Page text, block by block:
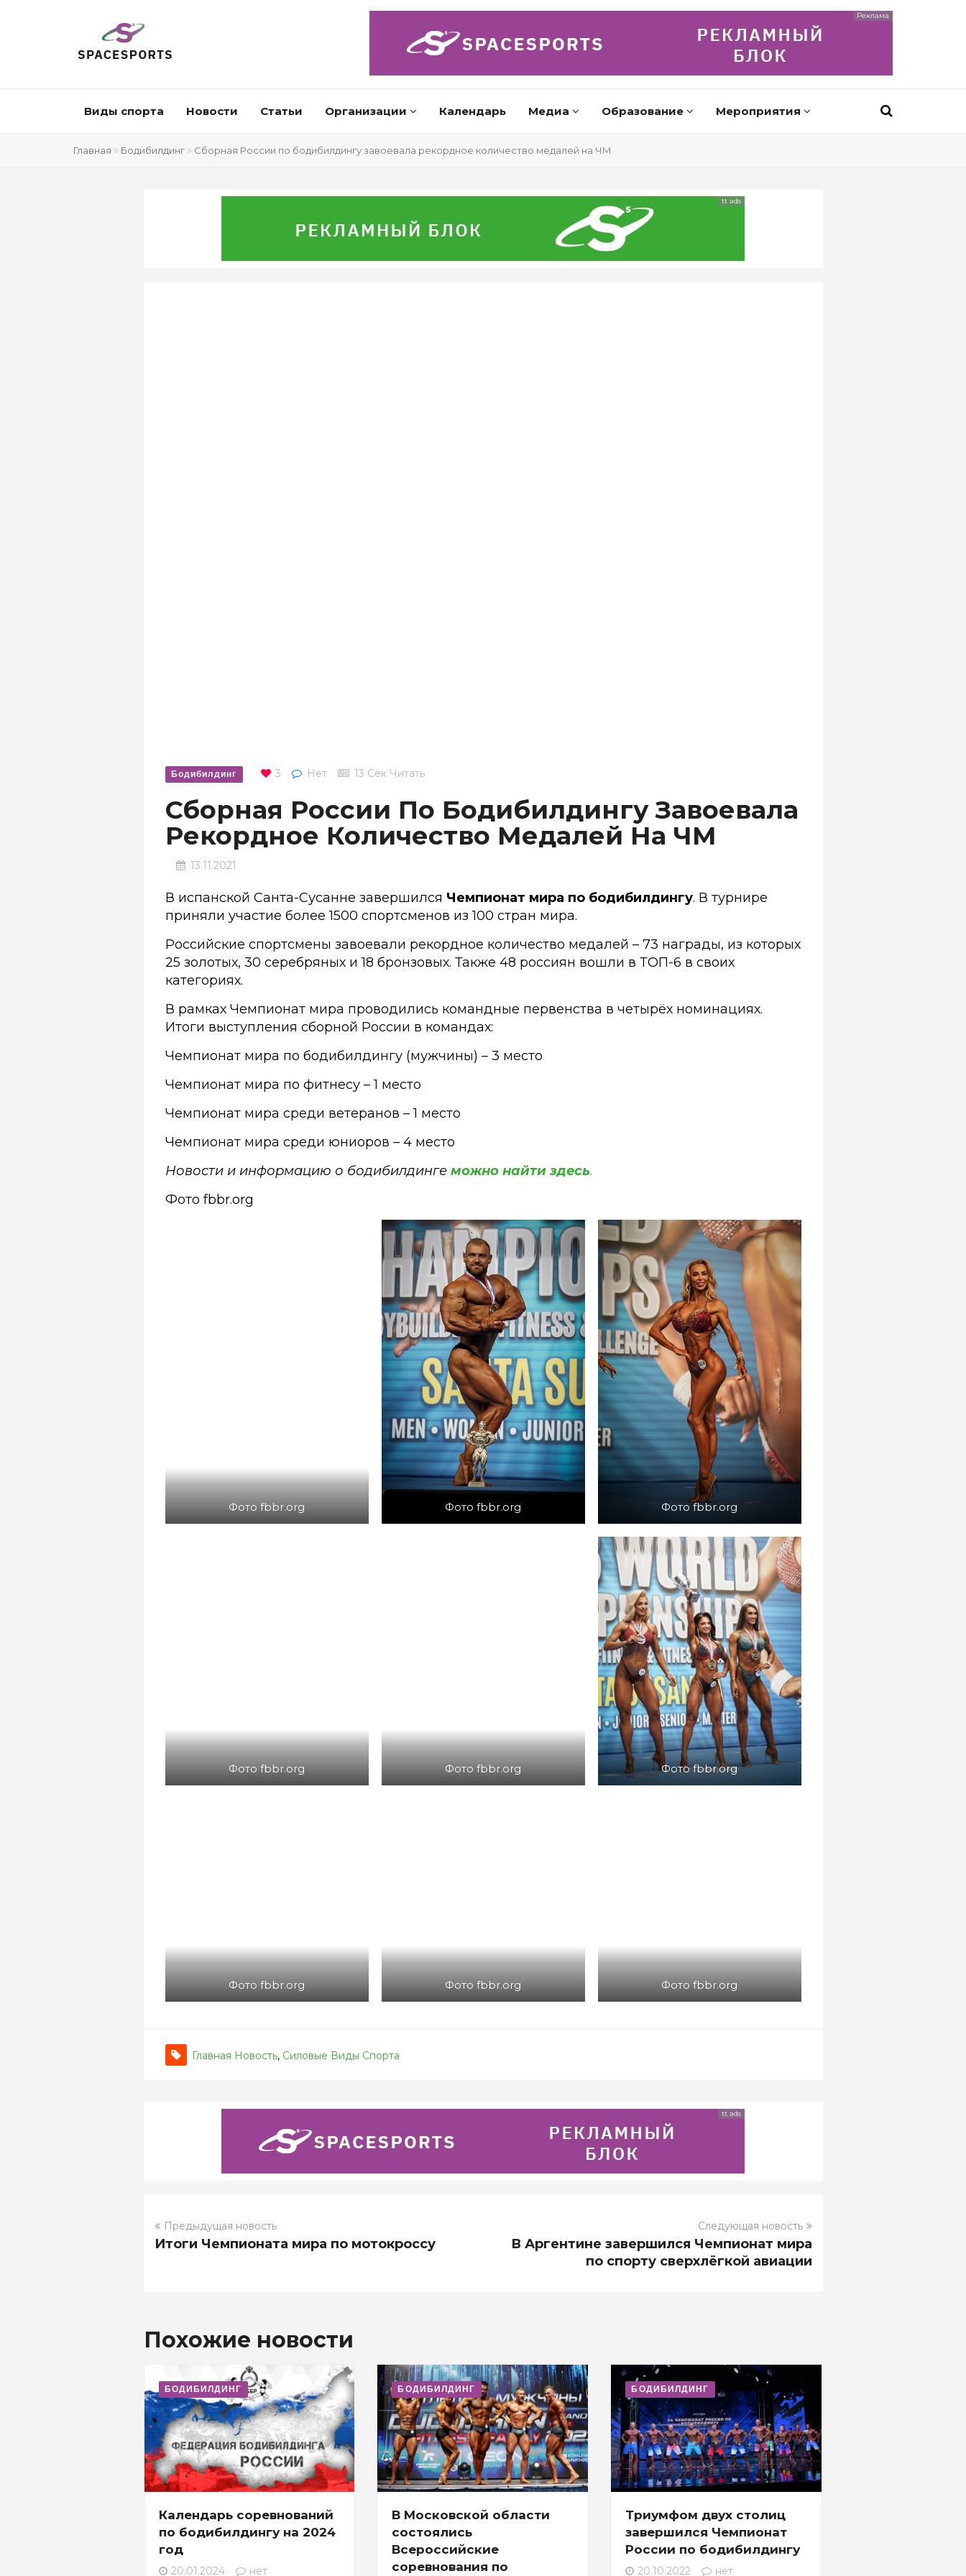
Реклама
Виды спорта Новости Статьи Организации Календарь Медиа Образование Мероприятия
Главная Бодибилдинг Сборная России по бодибилдингу завоевала рекордное количество медалей на ЧМ
tt ads
Бодибилдинг 3 Нет 13 Сек Читать
Сборная России По Бодибилдингу Завоевала
Рекордное Количество Медалей На ЧМ
13.11.2021
В испанской Санта-Сусанне завершился Чемпионат мира по бодибилдингу. В турнире
приняли участие более 1500 спортсменов из 100 стран мира.
Российские спортсмены завоевали рекордное количество медалей – 73 награды, из которых
25 золотых, 30 серебряных и 18 бронзовых. Также 48 россиян вошли в ТОП-6 в своих
категориях.
В рамках Чемпионат мира проводились командные первенства в четырёх номинациях.
Итоги выступления сборной России в командах:
Чемпионат мира по бодибилдингу (мужчины) – 3 место
Чемпионат мира по фитнесу – 1 место
Чемпионат мира среди ветеранов – 1 место
Чемпионат мира среди юниоров – 4 место
Новости и информацию о бодибилдинге можно найти здесь.
Фото fbbr.org
Фото fbbr.org Фото fbbr.org Фото fbbr.org
Фото fbbr.org Фото fbbr.org Фото fbbr.org
Фото fbbr.org Фото fbbr.org Фото fbbr.org
Главная Новость, Силовые Виды Спорта
tt ads
Предыдущая новость
Итоги Чемпионата мира по мотокроссу
Следующая новость
В Аргентине завершился Чемпионат мира
по спорту сверхлёгкой авиации
Похожие новости
БОДИБИЛДИНГ
Календарь соревнований
по бодибилдингу на 2024
год
20.01.2024 нет
БОДИБИЛДИНГ
В Московской области
состоялись
Всероссийские
соревнования по
БОДИБИЛДИНГ
Триумфом двух столиц
завершился Чемпионат
России по бодибилдингу
20.10.2022 нет